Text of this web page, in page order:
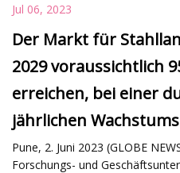
Jul 06, 2023
Der Markt für
2029 voraussichtlich
erreichen, bei einer
jährlichen
Pune, 2. Juni 2023 (GLOBE
Forschungs- und